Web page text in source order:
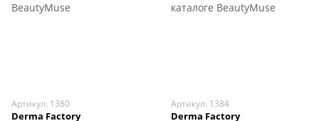
Артикул: 1380
Derma Factory
Артикул: 1384
Derma Factory